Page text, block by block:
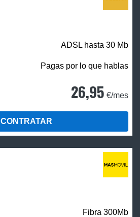
ADSL hasta 30 Mb
Pagas por lo que hablas
26,95 €/mes
CONTRATAR
Fibra 300Mb